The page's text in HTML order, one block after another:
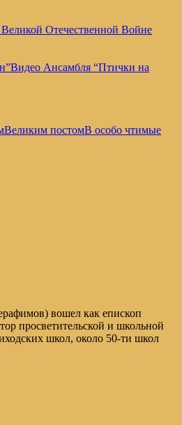
Отечественной Войне
Видео Ансамбля “Птички на
Великим постомВ особо чтимые
вошел как епископ
просветительской и школьной
школ, около 50-ти школ